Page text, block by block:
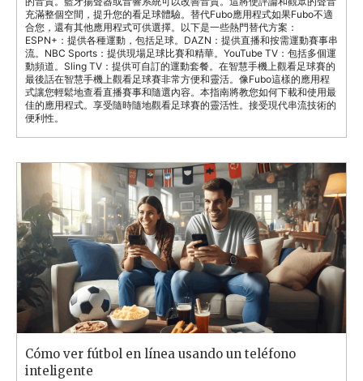
充滿整個空間，提升您的看足球體驗。替代Fubo應用程式如果Fubo不適
合您，還有其他應用程式可供選擇。以下是一些熱門替代方案：
ESPN+：提供各種運動，包括足球。DAZN：提供直播和按需運動賽事串
流。NBC Sports：提供現場足球比賽和精華。YouTube TV：包括多個運
動頻道。Sling TV：提供可自訂的運動套餐。在智慧手機上觀看足球賽的
最後話在智慧手機上觀看足球賽非常方便和靈活。像Fubo這樣的應用程
式讓您輕鬆地查看直播賽事和隨選內容。本指南將教您如何下載和使用最
佳的應用程式。享受隨時隨地觀看足球賽的靈活性。接受現代串流技術的
便利性。
Cómo ver fútbol en línea usando un teléfono
inteligente